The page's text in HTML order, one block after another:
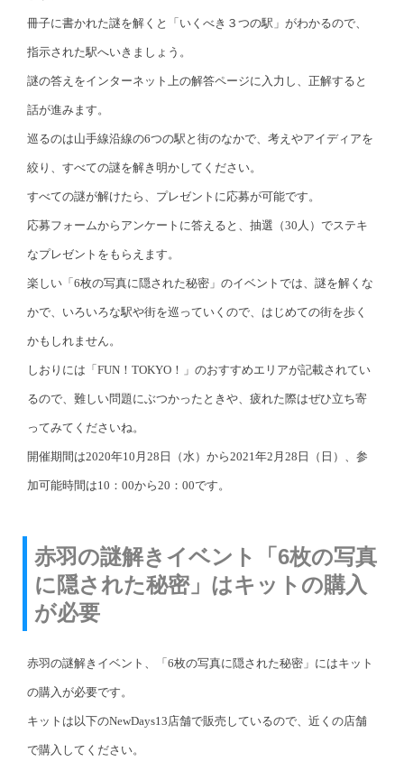
冊子に書かれた謎を解くと「いくべき３つの駅」がわかるので、
指示された駅へいきましょう。
謎の答えをインターネット上の解答ページに入力し、正解すると
話が進みます。
巡るのは山手線沿線の6つの駅と街のなかで、考えやアイディアを
絞り、すべての謎を解き明かしてください。
すべての謎が解けたら、プレゼントに応募が可能です。
応募フォームからアンケートに答えると、抽選（30人）でステキ
なプレゼントをもらえます。
楽しい「6枚の写真に隠された秘密」のイベントでは、謎を解くな
かで、いろいろな駅や街を巡っていくので、はじめての街を歩く
かもしれません。
しおりには「FUN！TOKYO！」のおすすめエリアが記載されてい
るので、難しい問題にぶつかったときや、疲れた際はぜひ立ち寄
ってみてくださいね。
開催期間は2020年10月28日（水）から2021年2月28日（日）、参
加可能時間は10：00から20：00です。
赤羽の謎解きイベント「6枚の写真
に隠された秘密」はキットの購入
が必要
赤羽の謎解きイベント、「6枚の写真に隠された秘密」にはキット
の購入が必要です。
キットは以下のNewDays13店舗で販売しているので、近くの店舗
で購入してください。